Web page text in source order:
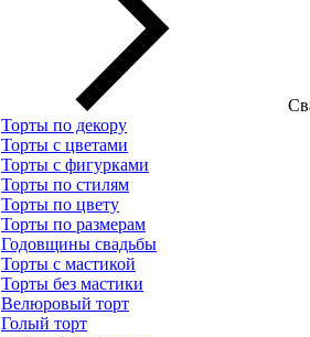
Торты по декору
Торты с цветами
Торты с фигурками
Торты по стилям
Торты по цвету
Торты по размерам
Годовщины свадьбы
Торты с мастикой
Торты без мастики
Велюровый торт
Голый торт